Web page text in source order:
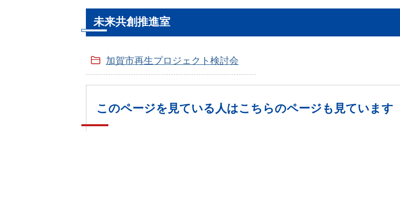
未来共創推進室
加賀市再生プロジェクト検討会
このページを見ている人はこちらのページも見ています